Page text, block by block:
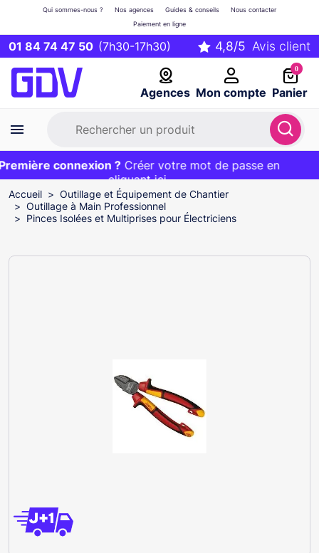
01 84 74 47 50 (7h30-17h30)
Agences Mon compte
Qui sommes-nous ? Nos agences Guides & conseils
Nous contacter
Paiement en ligne
0
Panier
Première commande ?20€ OFFERT sur votre panier
et livraison 24/48h gratuite avec le codeBIENVENUE
connexion ? Créer votre mot de passe en
cliquant ici
EXCLU WEB :
Accueil
Outillage et Équipement de Chantier
Outillage à Main Professionnel
Pinces Isolées et Multiprises pour Électriciens